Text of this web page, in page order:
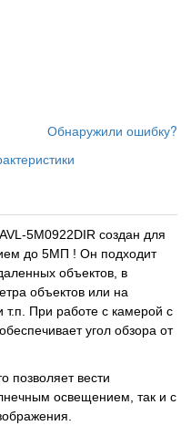
Обнаружили ошибку?
5M0922DIR создан для
до 5МП ! Он подходит
объектов, в
объектов или на
т.п. При работе с камерой с
угол обзора от
позволяет вести
освещением, так и с